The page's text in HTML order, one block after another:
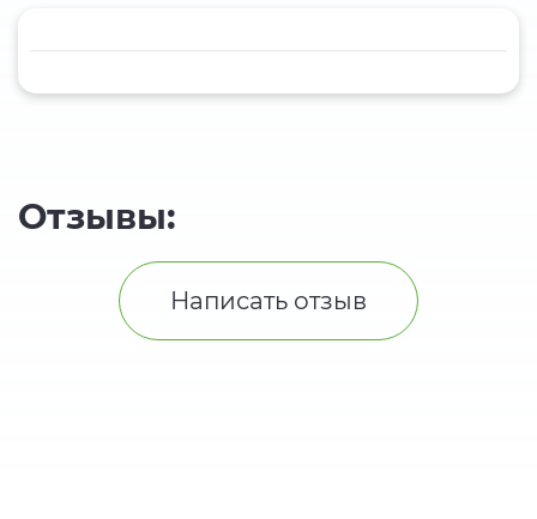
Отзывы:
Написать отзыв